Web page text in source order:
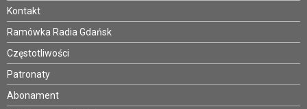
Kontakt
Ramówka Radia Gdańsk
Częstotliwości
Patronaty
Abonament